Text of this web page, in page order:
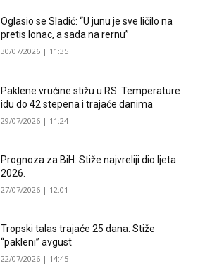
Oglasio se Sladić: “U junu je sve ličilo na
pretis lonac, a sada na rernu”
30/07/2026 | 11:35
Paklene vrućine stižu u RS: Temperature
idu do 42 stepena i trajaće danima
29/07/2026 | 11:24
Prognoza za BiH: Stiže najvreliji dio ljeta
2026.
27/07/2026 | 12:01
Tropski talas trajaće 25 dana: Stiže
“pakleni” avgust
22/07/2026 | 14:45